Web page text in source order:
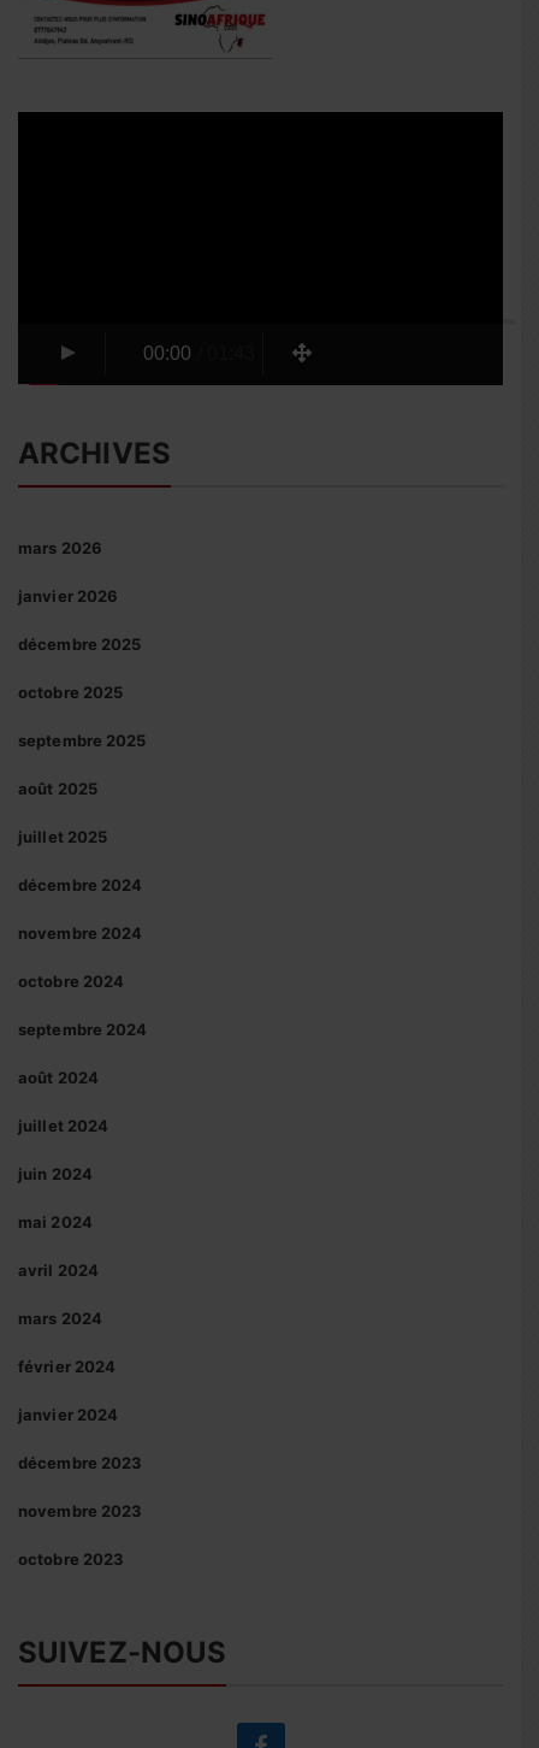
00:00
ARCHIVES
mars 2026
janvier 2026
décembre 2025
octobre 2025
septembre 2025
août 2025
juillet 2025
décembre 2024
novembre 2024
octobre 2024
septembre 2024
août 2024
juillet 2024
juin 2024
mai 2024
avril 2024
mars 2024
février 2024
janvier 2024
décembre 2023
novembre 2023
octobre 2023
SUIVEZ-NOUS